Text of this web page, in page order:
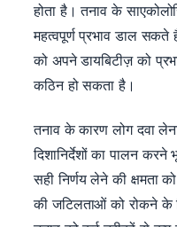
होता है। तनाव के
महत्वपूर्ण प्रभाव डाल
को अपने डायबिटीज़ को
कठिन हो सकता है।
तनाव के कारण लोग दवा
दिशानिर्देशों का पालन
सही निर्णय लेने की क्षमता
की जटिलताओं को रोकने